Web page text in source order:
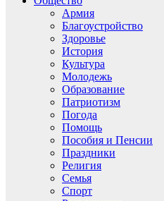
Армия
Благоустройство
Здоровье
История
Культура
Молодежь
Образование
Патриотизм
Погода
Помощь
Пособия и Пенсии
Праздники
Религия
Семья
Спорт